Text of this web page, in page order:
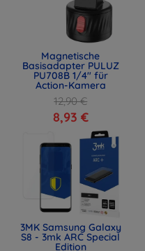
Magnetische
Basisadapter PULUZ
PU708B 1/4" für
Action-Kamera
12,90 €
8,93 €
3MK Samsung Galaxy
S8 - 3mk ARC Special
Edition